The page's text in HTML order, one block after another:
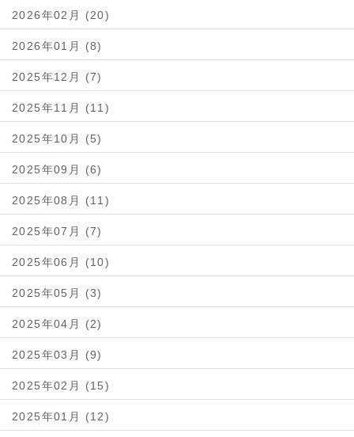
2026年02月 (20)
2026年01月 (8)
2025年12月 (7)
2025年11月 (11)
2025年10月 (5)
2025年09月 (6)
2025年08月 (11)
2025年07月 (7)
2025年06月 (10)
2025年05月 (3)
2025年04月 (2)
2025年03月 (9)
2025年02月 (15)
2025年01月 (12)